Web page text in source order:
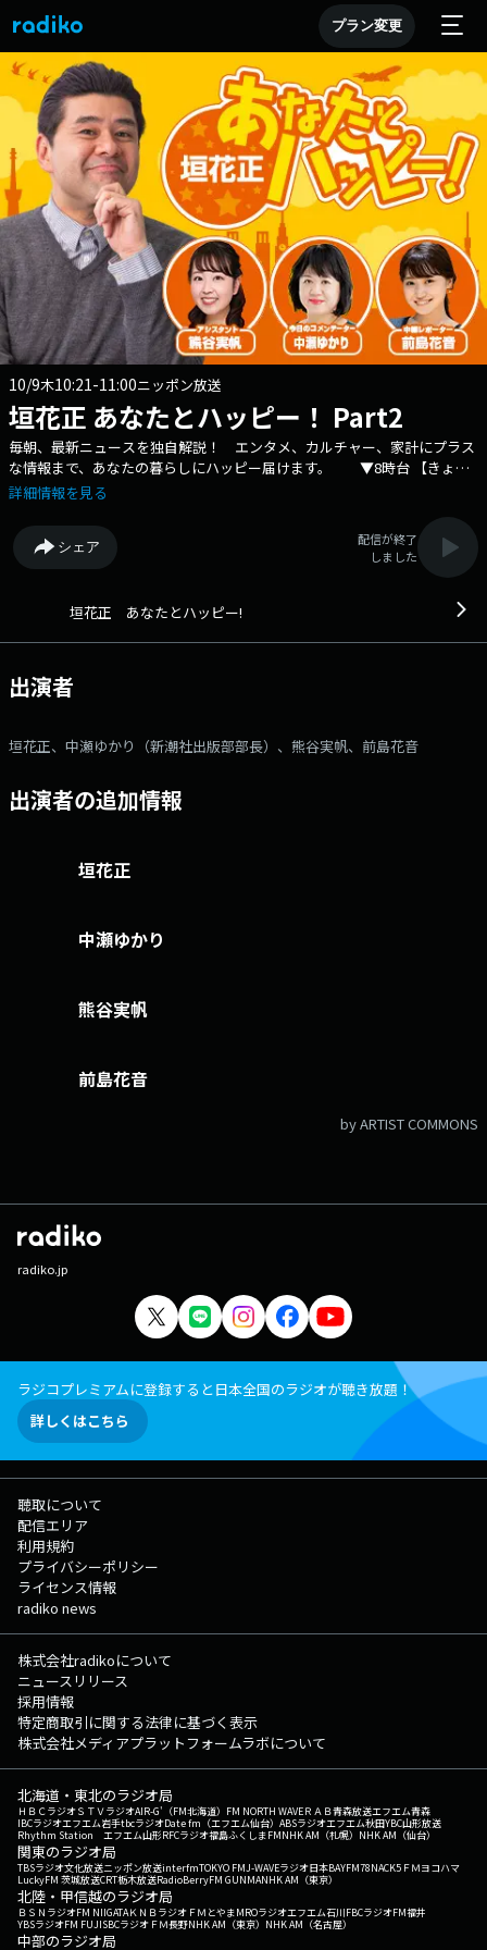
プラン変更
10/9木10:21-11:00ニッポン放送
垣花正 あなたとハッピー！ Part2
毎朝、最新ニュースを独自解説！ エンタメ、カルチャー、家計にプラス
な情報まで、あなたの暮らしにハッピー届けます。 ▼8時台 【きょう
の聞き耳】 旬な話題を、番組独自の目線でお届け！ ▼9:00頃 【9時の
見える世の中の出来事を新潮社出版部部長の中瀬ゆかりさんが紹介
▼9:10頃 【中瀬ゆかりのBOOKソムリエ】 本のエキスパート中瀬さんお
ススメの本を紹介 ▼9:30頃 【熊谷実帆の行ってミホ！やってミホ！】
▼9:40～10:15 【ゲストとハッピー】 日替わりで素敵なゲストとココだ
▼10:38 【私の好きな歌】 あなたの思い出のエピソードと共に、リクエ
スト曲をおかけします。 ▼10:50 【エンディング】 プレゼント当選者
（新潮社出版部部長） 〇アシスタント ：熊谷実帆 〇レポータ
ー ：前島花音 〇ゲスト ：日替わり ●メールアドレス：
●X（旧twitter）ハッシュタグ：#垣花正ハッピー番組ホームページはこち
詳細情報を見る
シェア
配信が終了
しました
垣花正 あなたとハッピー!
出演者
垣花正、中瀬ゆかり（新潮社出版部部長）、熊谷実帆、前島花音
出演者の追加情報
垣花正
中瀬ゆかり
熊谷実帆
前島花音
by ARTIST COMMONS
radiko.jp
ラジコプレミアムに登録すると日本全国のラジオが聴き放題！
詳しくはこちら
聴取について
配信エリア
利用規約
プライバシーポリシー
ライセンス情報
radiko news
株式会社radikoについて
ニュースリリース
採用情報
特定商取引に関する法律に基づく表示
株式会社メディアプラットフォームラボについて
北海道・東北のラジオ局
ＨＢＣラジオＳＴＶラジオAIR-G'（FM北海道） FM NORTH WAVEＲＡＢ青森放送エフエム青森
IBCラジオエフエム岩手tbcラジオDate fm（エフエム仙台） ABSラジオエフエム秋田YBC山形放送
Rhythm Station エフエム山形RFCラジオ福島ふくしまFMNHK AM（札幌） NHK AM（仙台）
関東のラジオ局
TBSラジオ文化放送ニッポン放送interfmTOKYO FMJ-WAVEラジオ日本BAYFM78NACK5 ＦＭヨコハマ
LuckyFM 茨城放送CRT栃木放送RadioBerryFM GUNMANHK AM（東京）
北陸・甲信越のラジオ局
ＢＳＮラジオFM NIIGATAＫＮＢラジオ ＦＭとやまMROラジオエフエム石川FBCラジオFM福井
YBSラジオFM FUJISBCラジオ ＦＭ長野NHK AM（東京） NHK AM（名古屋）
中部のラジオ局